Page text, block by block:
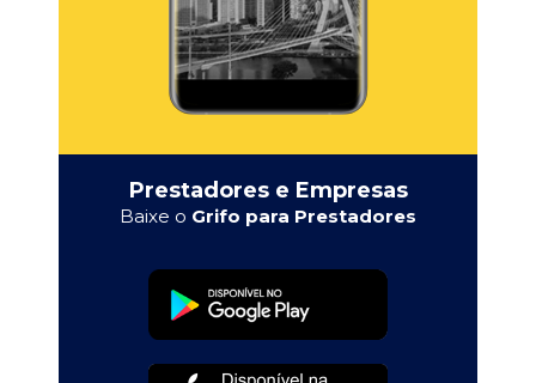
Prestadores e Empresas
Baixe o Grifo para Prestadores